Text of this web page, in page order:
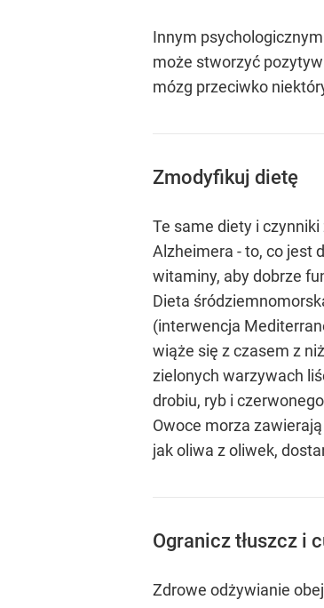
Innym
może stworzyć
mózg przeciwko
Zmodyfikuj dietę
Te same diety i
Alzheimera - to, co jest
witaminy, aby dobrze
Dieta
(interwencja
wiąże się z czasem z
zielonych warzywach
drobiu, ryb i
Owoce morza
jak oliwa z oliwek,
Ogranicz tłuszcz i
Zdrowe odżywianie